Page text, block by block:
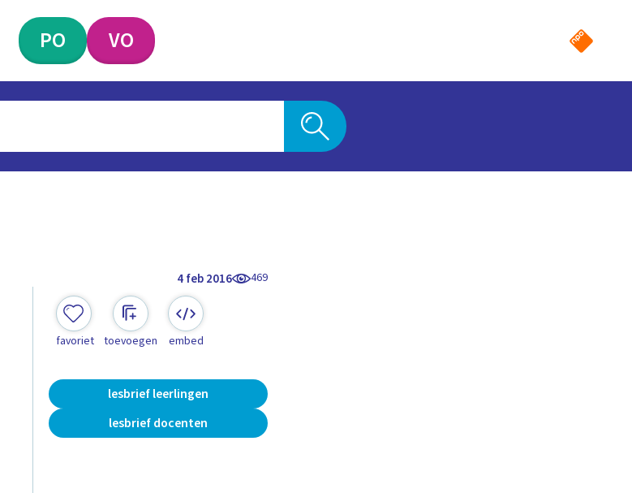
PO VO
4 feb 2016 469
favoriet toevoegen embed
lesbrief leerlingen
lesbrief docenten